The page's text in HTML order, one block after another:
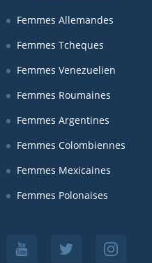
Femmes Allemandes
Femmes Tcheques
Femmes Venezuelien
Femmes Roumaines
Femmes Argentines
Femmes Colombiennes
Femmes Mexicaines
Femmes Polonaises